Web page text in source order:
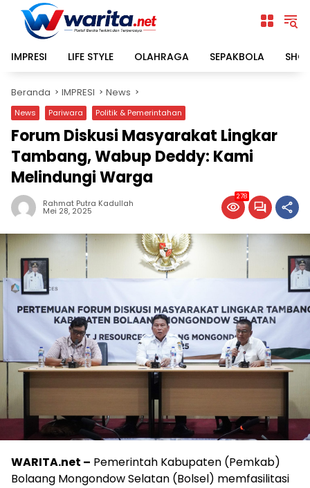
Langsung
konten
IMPRESI
LIFE STYLE OLAHRAGA SEPAKBOLA
Beranda IMPRESI News
News Pariwara Politik & Pemerintahan
Forum Diskusi Masyarakat Lingkar
Tambang, Wabup Deddy: Kami
Melindungi Warga
Rahmat Putra Kadullah
Mei 28, 2025
278
WARITA.net – Pemerintah Kabupaten (Pemkab)
Bolaang Mongondow Selatan (Bolsel) memfasilitasi